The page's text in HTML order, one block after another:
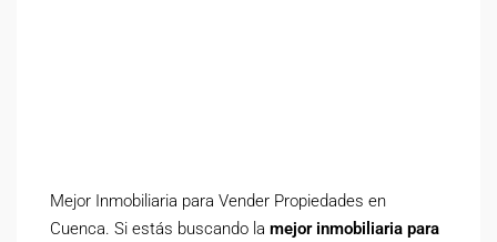
Mejor Inmobiliaria para Vender Propiedades en
Cuenca. Si estás buscando la mejor inmobiliaria para